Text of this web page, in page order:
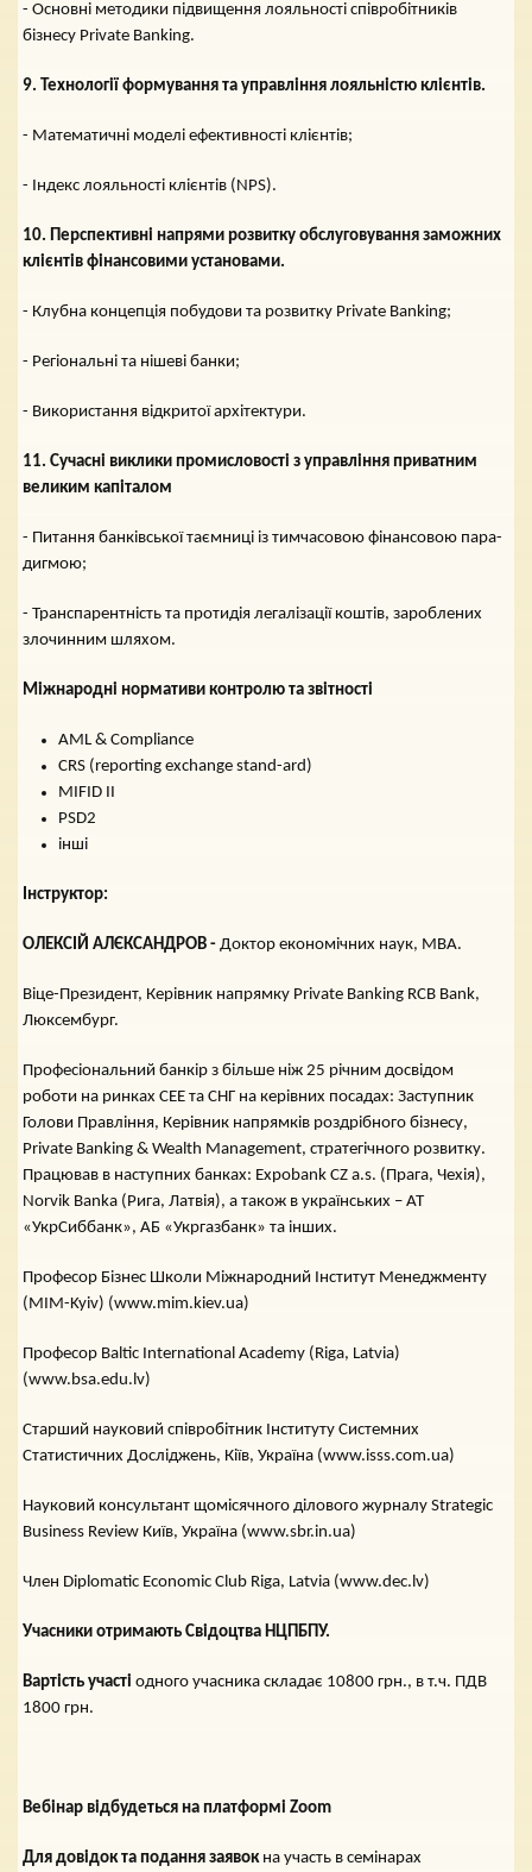
- Основні методики підвищення лояльності співробітників
бізнесу Private Banking.
9. Технології формування та управління лояльністю клієнтів.
- Математичні моделі ефективності клієнтів;
- Індекс лояльності клієнтів (NPS).
10. Перспективні напрями розвитку обслуговування заможних
клієнтів фінансовими установами.
- Клубна концепція побудови та розвитку Private Banking;
- Регіональні та нішеві банки;
- Використання відкритої архітектури.
11. Сучасні виклики промисловості з управління приватним
великим капіталом
- Питання банківської таємниці із тимчасовою фінансовою пара-
дигмою;
- Транспарентність та протидія легалізації коштів, зароблених
злочинним шляхом.
Міжнародні нормативи контролю та звітності
AML & Compliance
CRS (reporting exchange stand-ard)
MIFID II
PSD2
інші
Інструктор:
ОЛЕКСІЙ АЛЄКСАНДРОВ -Доктор економічних наук, MBA.
Віце-Президент, Керівник напрямку Private Banking RCB Bank,
Люксембург.
Професіональний банкір з більше ніж 25 річним досвідом
роботи на ринках СЕЕ та СНГ на керівних посадах: Заступник
Голови Правління, Керівник напрямків роздрібного бізнесу,
Private Banking & Wealth Management, стратегічного розвитку.
Працював в наступних банках: Expobank CZ a.s. (Прага, Чехія),
Norvik Banka (Рига, Латвія), а також в українських – АТ
«УкрСиббанк», АБ «Укргазбанк» та інших.
Професор Бізнес Школи Міжнародний Інститут Менеджменту
(MIM-Kyiv) (www.mim.kiev.ua)
Професор Baltic International Academy (Riga, Latvia)
(www.bsa.edu.lv)
Старший науковий співробітник Інституту Системних
Статистичних Досліджень, Кіїв, Україна (www.isss.com.ua)
Науковий консультант щомісячного ділового журналу Strategic
Business Review Київ, Україна (www.sbr.in.ua)
Член Diplomatic Economic Club Riga, Latvia (www.dec.lv)
Учасники отримають Свідоцтва НЦПБПУ.
Вартість участіодного учасника складає 10800 грн., в т.ч. ПДВ
1800 грн.
Вебінар відбудеться на платформі Zoom
Для довідок та подання заявок на участь в семінарах